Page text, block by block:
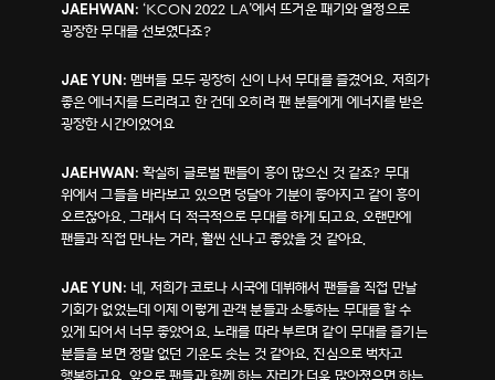
JAEHWAN: ‘KCON 2022 LA’에서 뜨거운 패기와 열정으로
굉장한 무대를 선보였다죠?
JAE YUN: 멤버들 모두 굉장히 신이 나서 무대를 즐겼어요. 저희가
좋은 에너지를 드리려고 한 건데 오히려 팬 분들에게 에너지를 받은
굉장한 시간이었어요
JAEHWAN: 확실히 글로벌 팬들이 흥이 많으신 것 같죠? 무대
위에서 그들을 바라보고 있으면 덩달아 기분이 좋아지고 같이 흥이
오르잖아요. 그래서 더 적극적으로 무대를 하게 되고요. 오랜만에
팬들과 직접 만나는 거라, 훨씬 신나고 좋았을 것 같아요.
JAE YUN: 네, 저희가 코로나 시국에 데뷔해서 팬들을 직접 만날
기회가 없었는데 이제 이렇게 관객 분들과 소통하는 무대를 할 수
있게 되어서 너무 좋았어요. 노래를 따라 부르며 같이 무대를 즐기는
분들을 보면 정말 없던 기운도 솟는 것 같아요. 진심으로 벅차고